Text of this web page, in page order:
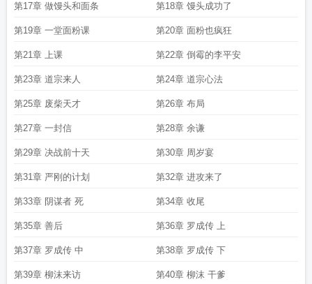
第17章 做馒头和面条 第18章 馒头成功了
第19章 一堂面粉课 第20章 面粉也疯狂
第21章 上课 第22章 倒霉的李平安
第23章 道宗来人 第24章 道宗心法
第25章 废柴天才 第26章 布局
第27章 一封信 第28章 余谦
第29章 决战前十天 第30章 周岁宴
第31章 严刚的计划 第32章 进攻来了
第33章 阴谋者 死 第34章 收尾
第35章 善后 第36章 罗成传 上
第37章 罗成传 中 第38章 罗成传 下
第39章 柳沫来访 第40章 柳沫 干爹